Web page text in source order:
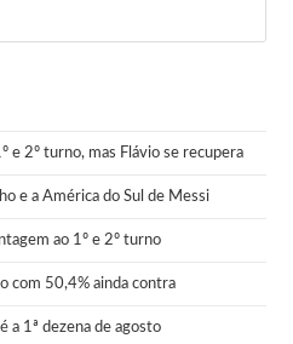
e 2º turno, mas Flávio se recupera
e a América do Sul de Messi
ao 1º e 2º turno
com 50,4% ainda contra
a 1ª dezena de agosto